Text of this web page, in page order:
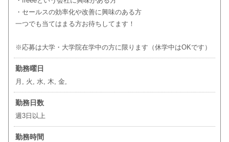
・セールスの効率化や改善に興味のある方
一つでも当てはまる方お待ちしてます！
※応募は大学・大学院在学中の方に限ります（休学中はOKです）
勤務曜日
月, 火, 水, 木, 金,
勤務日数
週3日以上
勤務時間